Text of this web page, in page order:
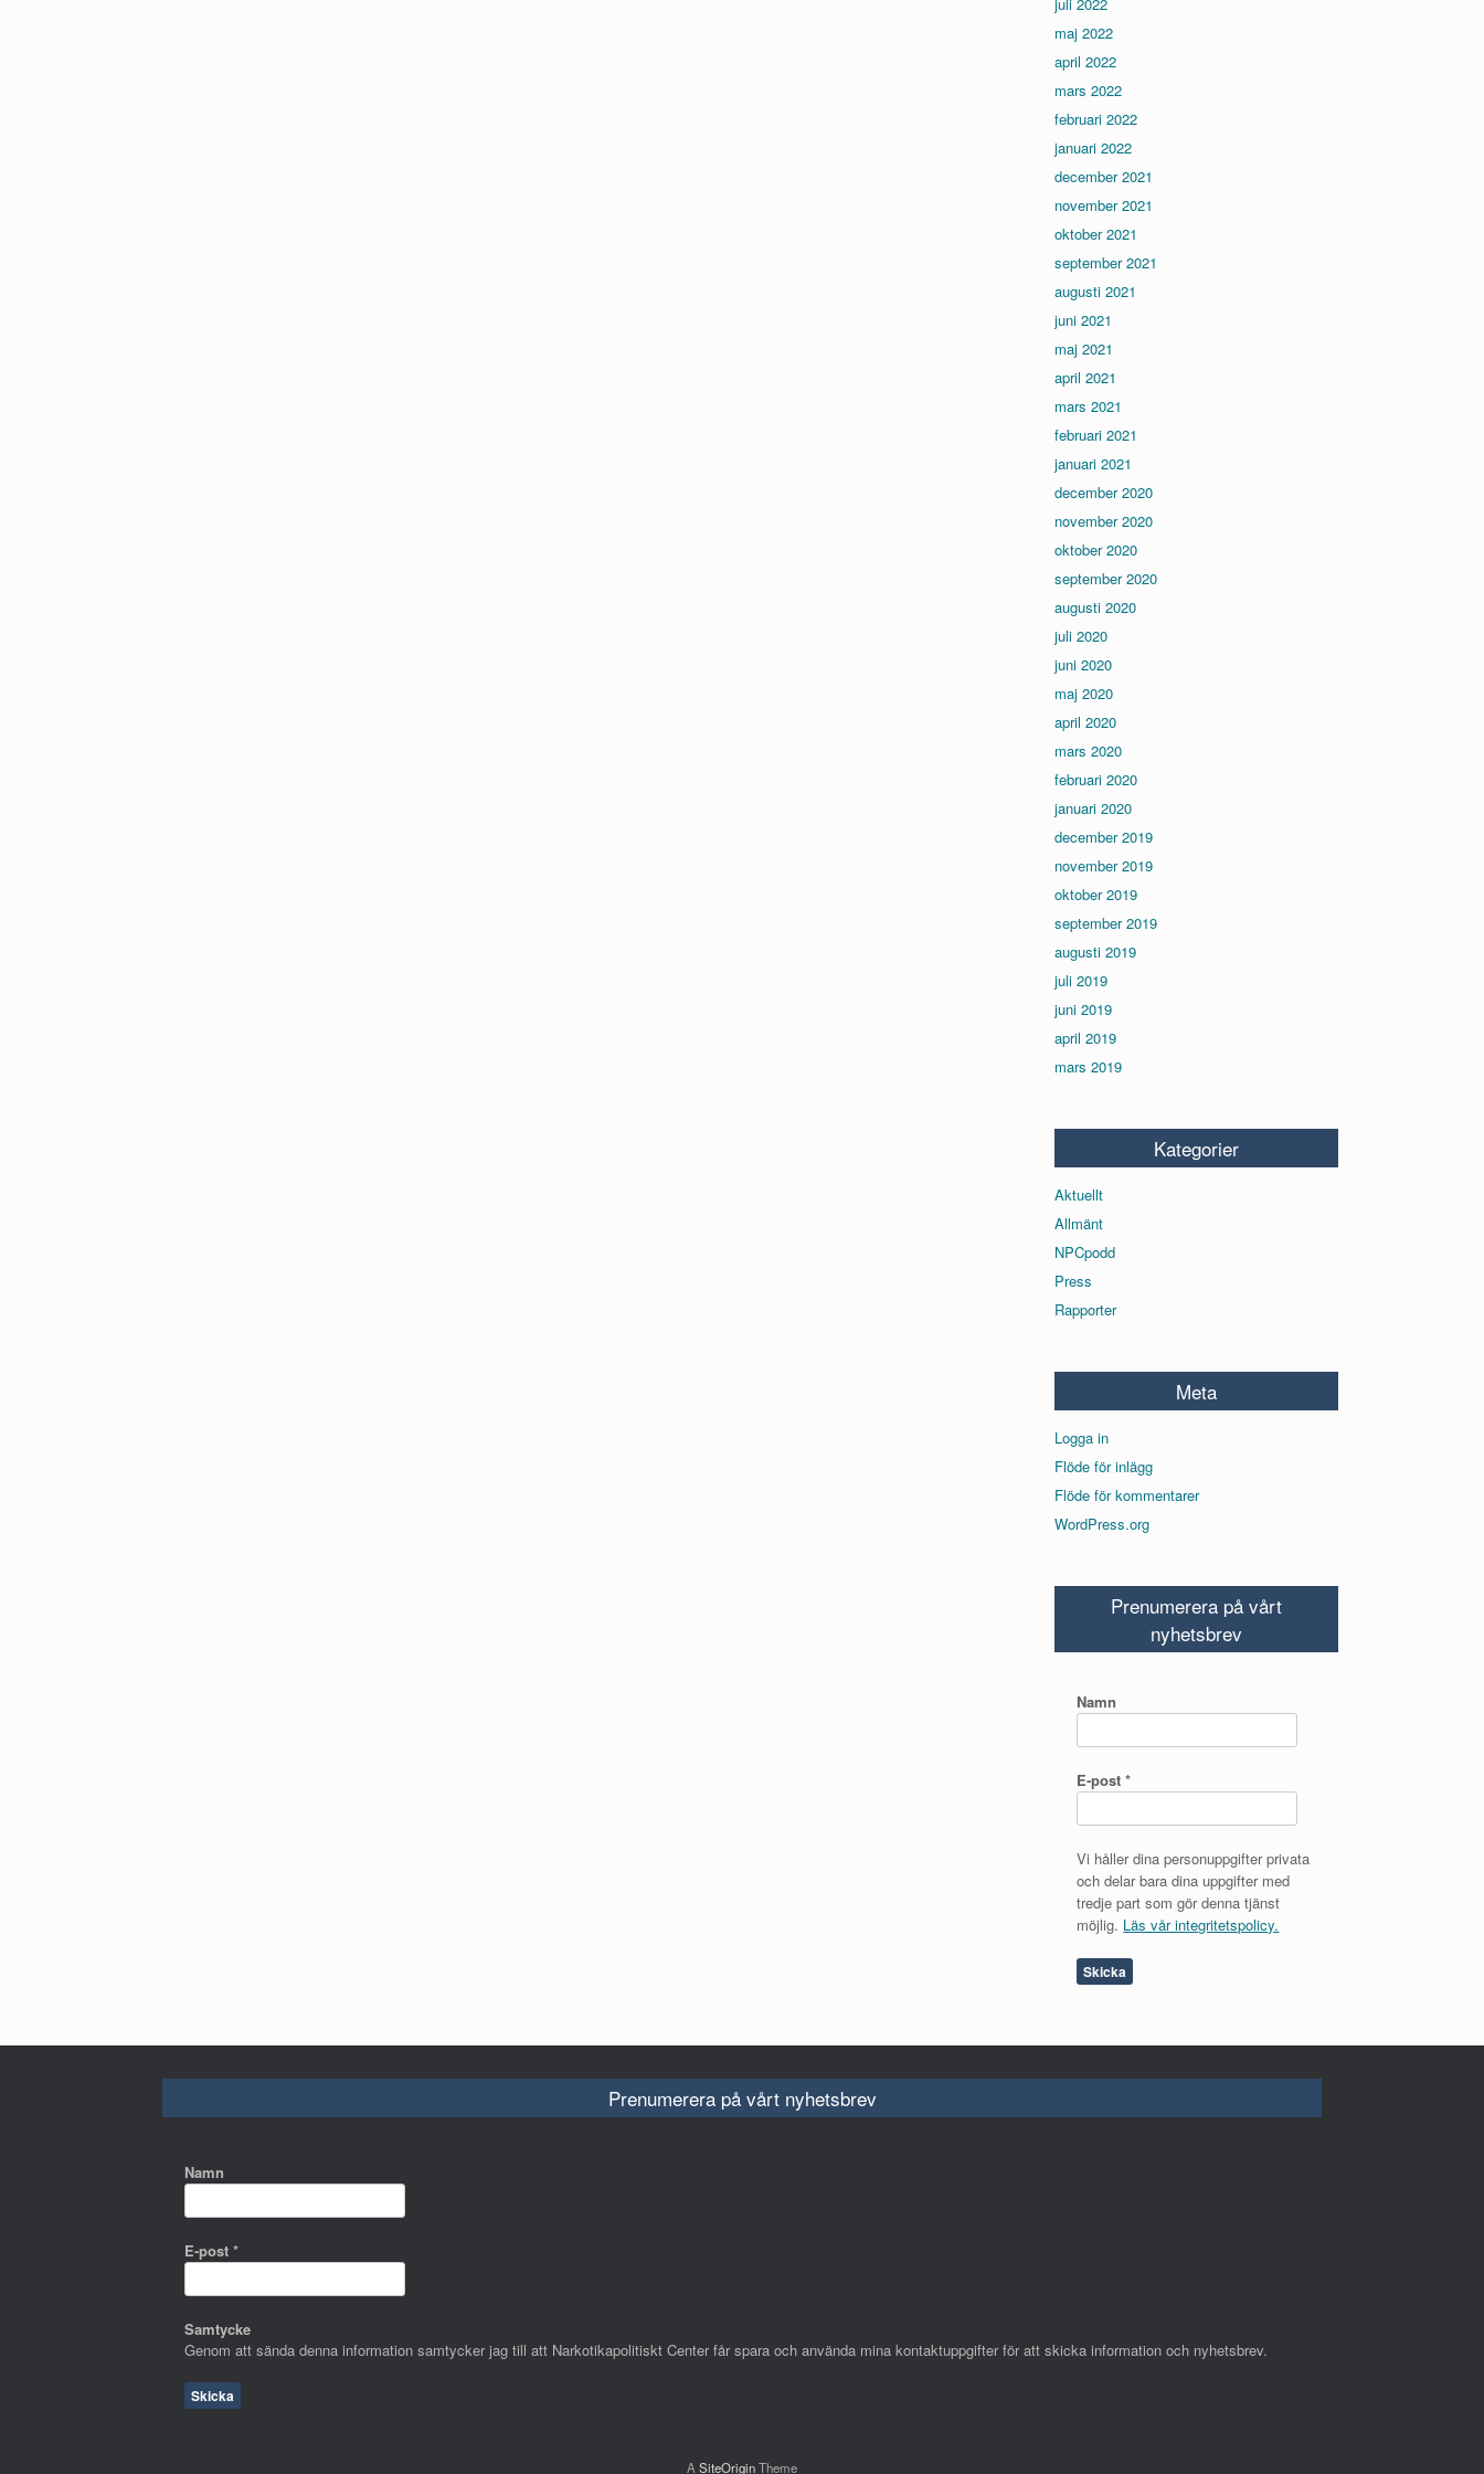
maj 2022
april 2022
mars 2022
februari 2022
januari 2022
december 2021
november 2021
oktober 2021
september 2021
augusti 2021
juni 2021
maj 2021
april 2021
mars 2021
februari 2021
januari 2021
december 2020
november 2020
oktober 2020
september 2020
augusti 2020
juli 2020
juni 2020
maj 2020
april 2020
mars 2020
februari 2020
januari 2020
december 2019
november 2019
oktober 2019
september 2019
augusti 2019
juli 2019
juni 2019
april 2019
mars 2019
Kategorier
Aktuellt
Allmänt
NPCpodd
Press
Rapporter
Meta
Logga in
Flöde för inlägg
Flöde för kommentarer
WordPress.org
Prenumerera på vårt
nyhetsbrev
Namn
E-post*
Vi håller dina personuppgifter privata
och delar bara dina uppgifter med
tredje part som gör denna tjänst
möjlig. Läs vår integritetspolicy.
Prenumerera på vårt nyhetsbrev
Namn
E-post *
Samtycke
Genom att sända denna information samtycker jag till att Narkotikapolitiskt Center får spara och använda mina kontaktuppgifter för att skicka information och nyhetsbrev.
A SiteOriginTheme